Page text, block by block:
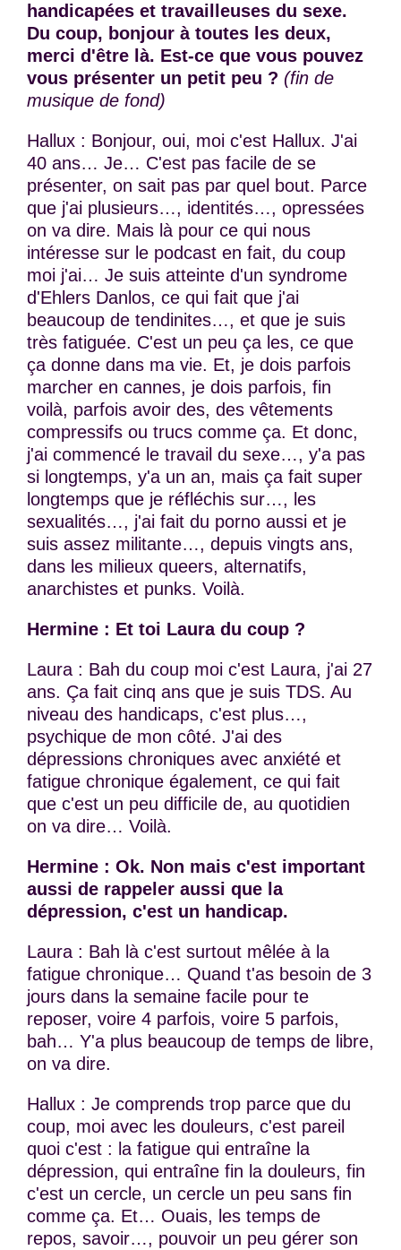
handicapées et travailleuses du sexe.
Du coup, bonjour à toutes les deux,
merci d'être là. Est-ce que vous pouvez
vous présenter un petit peu ? (fin de
musique de fond)
Hallux : Bonjour, oui, moi c'est Hallux. J'ai
40 ans… Je… C'est pas facile de se
présenter, on sait pas par quel bout. Parce
que j'ai plusieurs…, identités…, opressées
on va dire. Mais là pour ce qui nous
intéresse sur le podcast en fait, du coup
moi j'ai… Je suis atteinte d'un syndrome
d'Ehlers Danlos, ce qui fait que j'ai
beaucoup de tendinites…, et que je suis
très fatiguée. C'est un peu ça les, ce que
ça donne dans ma vie. Et, je dois parfois
marcher en cannes, je dois parfois, fin
voilà, parfois avoir des, des vêtements
compressifs ou trucs comme ça. Et donc,
j'ai commencé le travail du sexe…, y'a pas
si longtemps, y'a un an, mais ça fait super
longtemps que je réfléchis sur…, les
sexualités…, j'ai fait du porno aussi et je
suis assez militante…, depuis vingts ans,
dans les milieux queers, alternatifs,
anarchistes et punks. Voilà.
Hermine : Et toi Laura du coup ?
Laura : Bah du coup moi c'est Laura, j'ai 27
ans. Ça fait cinq ans que je suis TDS. Au
niveau des handicaps, c'est plus…,
psychique de mon côté. J'ai des
dépressions chroniques avec anxiété et
fatigue chronique également, ce qui fait
que c'est un peu difficile de, au quotidien
on va dire… Voilà.
Hermine : Ok. Non mais c'est important
aussi de rappeler aussi que la
dépression, c'est un handicap.
Laura : Bah là c'est surtout mêlée à la
fatigue chronique… Quand t'as besoin de 3
jours dans la semaine facile pour te
reposer, voire 4 parfois, voire 5 parfois,
bah… Y'a plus beaucoup de temps de libre,
on va dire.
Hallux : Je comprends trop parce que du
coup, moi avec les douleurs, c'est pareil
quoi c'est : la fatigue qui entraîne la
dépression, qui entraîne fin la douleurs, fin
c'est un cercle, un cercle un peu sans fin
comme ça. Et… Ouais, les temps de
repos, savoir…, pouvoir un peu gérer son